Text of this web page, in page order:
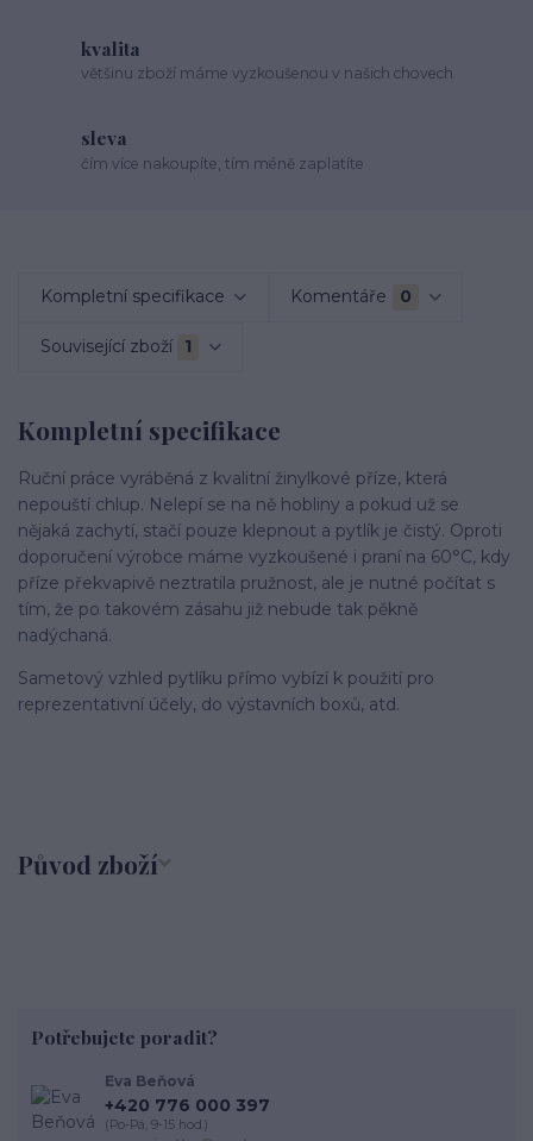
kvalita
většinu zboží máme vyzkoušenou v našich chovech
sleva
čím více nakoupíte, tím méně zaplatíte
Kompletní specifikace Komentáře 0
Související zboží 1
Kompletní specifikace
Ruční práce vyráběná z kvalitní žinylkové příze, která
nepouští chlup. Nelepí se na ně hobliny a pokud už se
nějaká zachytí, stačí pouze klepnout a pytlík je čistý. Oproti
doporučení výrobce máme vyzkoušené i praní na 60°C, kdy
příze překvapivě neztratila pružnost, ale je nutné počítat s
tím, že po takovém zásahu již nebude tak pěkně
nadýchaná.
Sametový vzhled pytlíku přímo vybízí k použití pro
reprezentativní účely, do výstavních boxů, atd.
Původ zboží
Potřebujete poradit?
Eva Beňová
+420 776 000 397
(Po-Pá, 9-15 hod.)